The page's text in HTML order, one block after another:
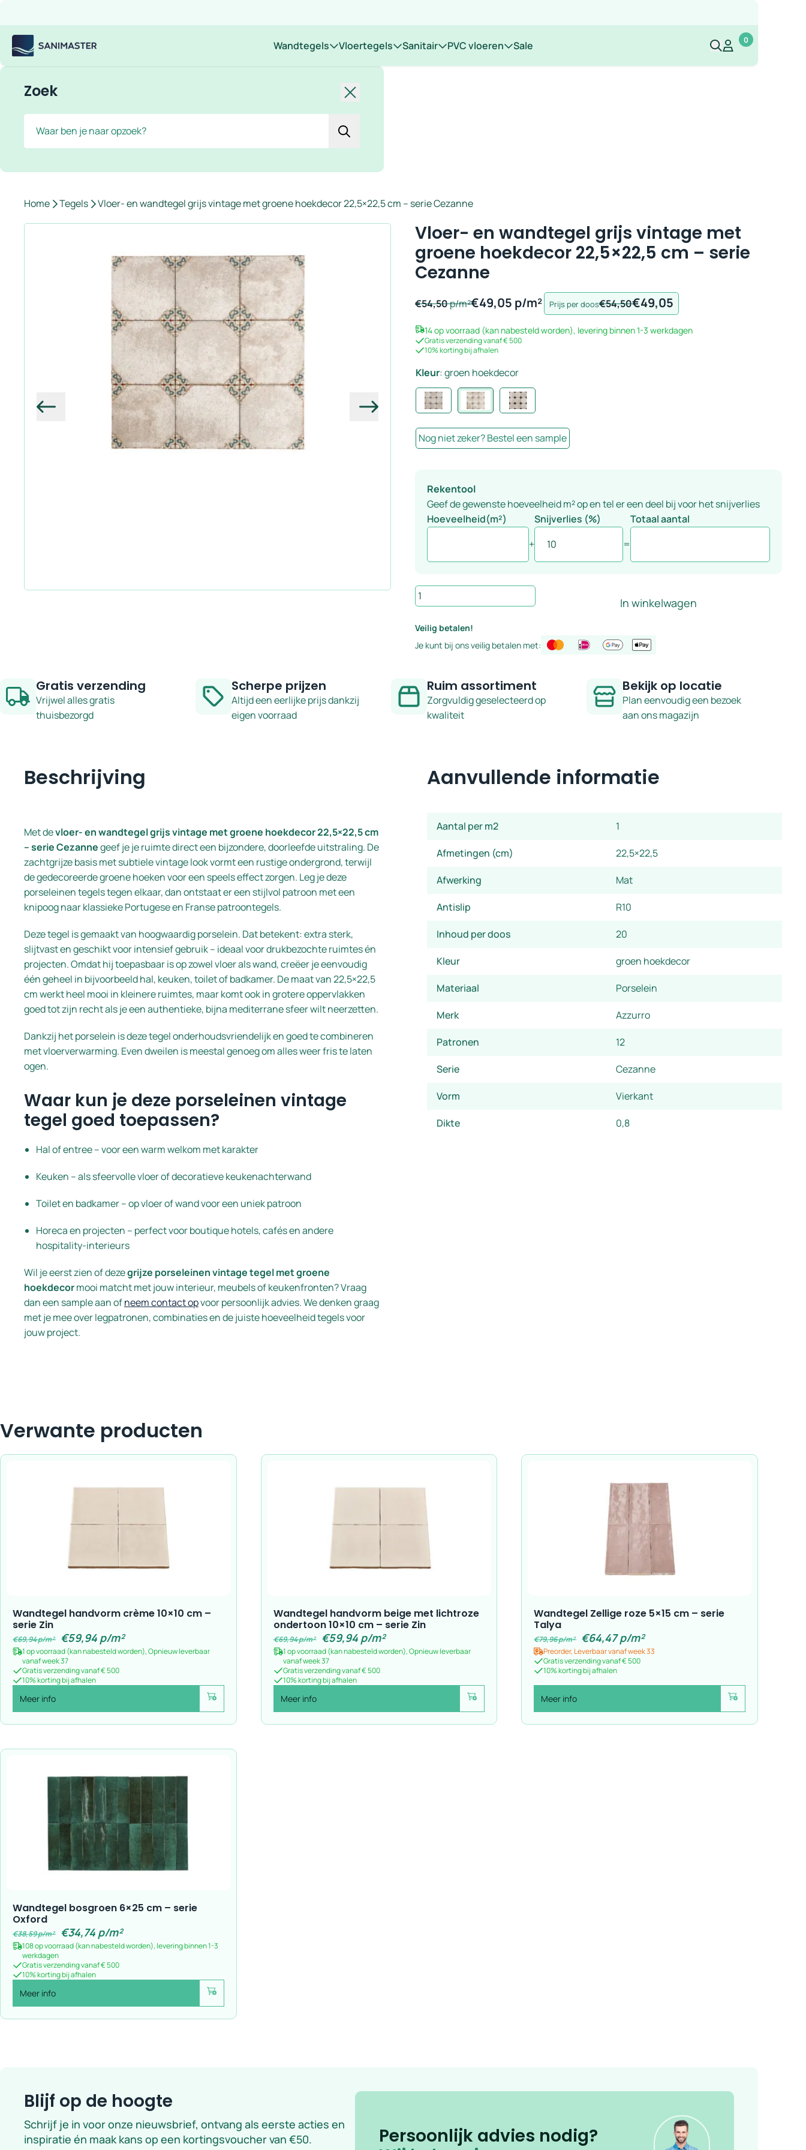
Sanimaster Wandtegels Vloertegels Sanitair PVC vloeren Sale Mijn account
Mijn account
0
Zoek Sluiten
Home Tegels Vloer- en wandtegel grijs vintage met groene hoekdecor 22,5×22,5 cm – serie Cezanne
Vorige Volgende
Vloer- en wandtegel grijs vintage met
groene hoekdecor 22,5×22,5 cm – serie
Cezanne
€54,50p/m²€49,05 p/m² Prijs per doos€54,50
Oorspronkelijke
prijs
was:
€49,05
Huidige
prijs
is:
14 op voorraad (kan nabesteld worden), levering binnen 1-3 werkdagen
Gratis verzending vanaf € 500
10% korting bij afhalen
Kleur:groen hoekdecor
Nog niet zeker? Bestel een sample
Rekentool
Geef de gewenste hoeveelheid m² op en tel er een deel bij voor het snijverlies
Hoeveelheid(m²)
+
Snijverlies (%)
=
Totaal aantal
Vloer-
en
wandtegel
grijs
vintage
groene
hoekdecor
22,5x22,5
Cezanne
aantal
In winkelwagen
Veilig betalen!
Je kunt bij ons veilig betalen met:
Gratis verzending
Vrijwel alles gratis
thuisbezorgd
Scherpe prijzen
Altijd een eerlijke prijs dankzij
eigen voorraad
Ruim assortiment
Zorgvuldig geselecteerd op
kwaliteit
Bekijk op locatie
Plan eenvoudig een bezoek
aan ons magazijn
Beschrijving
Met devloer- en wandtegel grijs vintage met groene hoekdecor 22,5×22,5 cm
– serie Cezannegeef je je ruimte direct een bijzondere, doorleefde uitstraling. De
zachtgrijze basis met subtiele vintage look vormt een rustige ondergrond, terwijl
de gedecoreerde groene hoeken voor een speels effect zorgen. Leg je deze
porseleinen tegels tegen elkaar, dan ontstaat er een stijlvol patroon met een
knipoog naar klassieke Portugese en Franse patroontegels.
Deze tegel is gemaakt van hoogwaardig porselein. Dat betekent: extra sterk,
slijtvast en geschikt voor intensief gebruik – ideaal voor drukbezochte ruimtes én
projecten. Omdat hij toepasbaar is op zowel vloer als wand, creëer je eenvoudig
één geheel in bijvoorbeeld hal, keuken, toilet of badkamer. De maat van 22,5×22,5
cm werkt heel mooi in kleinere ruimtes, maar komt ook in grotere oppervlakken
goed tot zijn recht als je een authentieke, bijna mediterrane sfeer wilt neerzetten.
Dankzij het porselein is deze tegel onderhoudsvriendelijk en goed te combineren
met vloerverwarming. Even dweilen is meestal genoeg om alles weer fris te laten
ogen.
Waar kun je deze porseleinen vintage
tegel goed toepassen?
Hal of entree – voor een warm welkom met karakter
Keuken – als sfeervolle vloer of decoratieve keukenachterwand
Toilet en badkamer – op vloer of wand voor een uniek patroon
Horeca en projecten – perfect voor boutique hotels, cafés en andere
hospitality-interieurs
Wil je eerst zien of dezegrijze porseleinen vintage tegel met groene
hoekdecormooi matcht met jouw interieur, meubels of keukenfronten? Vraag
dan een sample aan ofneem contact opvoor persoonlijk advies. We denken graag
met je mee over legpatronen, combinaties en de juiste hoeveelheid tegels voor
jouw project.
Aanvullende informatie
Aantal per m2 1
Afmetingen (cm) 22,5×22,5
Afwerking Mat
Antislip R10
Inhoud per doos 20
Kleur groen hoekdecor
Materiaal Porselein
Merk Azzurro
Patronen 12
Serie Cezanne
Vorm Vierkant
Dikte 0,8
Verwante producten
Wandtegel handvorm crème 10×10 cm –
serie Zin
€69,94p/m² €59,94 p/m²
1 op voorraad (kan nabesteld worden), Opnieuw leverbaar
vanaf week 37
Gratis verzending vanaf € 500
10% korting bij afhalen
Meer info Voeg toe
Wandtegel handvorm beige met lichtroze
ondertoon 10×10 cm – serie Zin
€69,94p/m² €59,94p/m²
1 op voorraad (kan nabesteld worden), Opnieuw leverbaar
vanaf week 37
Gratis verzending vanaf € 500
10% korting bij afhalen
Meer info Voeg toe
Wandtegel Zellige roze 5×15 cm – serie
Talya
€79,96p/m² €64,47p/m²
Preorder, Leverbaar vanaf week 33
Gratis verzending vanaf € 500
10% korting bij afhalen
Meer info Voeg toe
Wandtegel bosgroen 6×25 cm – serie
Oxford
€38,59p/m² €34,74 p/m²
108 op voorraad (kan nabesteld worden), levering binnen 1-3
werkdagen
Gratis verzending vanaf € 500
10% korting bij afhalen
Meer info Voeg toe
Blijf op de hoogte
Schrijf je in voor onze nieuwsbrief, ontvang als eerste acties en
inspiratie én maak kans op een kortingsvoucher van €50.
Persoonlijk advies nodig?